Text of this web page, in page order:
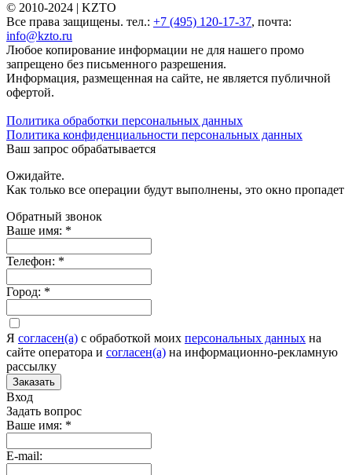
© 2010-2024 | KZTO
Все права защищены. тел.: +7 (495) 120-17-37, почта:
info@kzto.ru
Любое копирование информации не для нашего промо
запрещено без письменного разрешения.
Информация, размещенная на сайте, не является публичной
офертой.
Политика обработки персональных данных
Политика конфиденциальности персональных данных
Ваш запрос обрабатывается
Ожидайте.
Как только все операции будут выполнены, это окно пропадет
Обратный звонок
Ваше имя: *
Телефон: *
Город: *
Я согласен(а) c обработкой моих персональных данных на
сайте оператора и согласен(а) на информационно-рекламную
рассылку
Заказать
Вход
Задать вопрос
Ваше имя: *
E-mail: